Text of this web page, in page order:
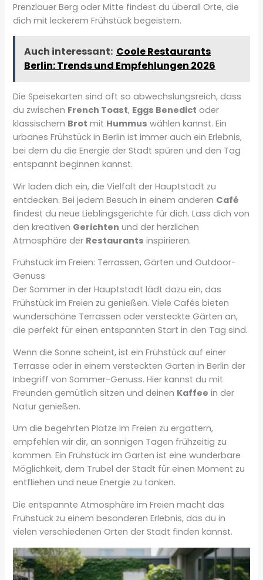
Prenzlauer Berg oder Mitte findest du überall Orte, die
dich mit leckerem Frühstück begeistern.
Auch interessant: Coole Restaurants
Berlin: Trends und Empfehlungen 2026
Die Speisekarten sind oft so abwechslungsreich, dass
du zwischen French Toast, Eggs Benedict oder
klassischem Brot mit Hummus wählen kannst. Ein
urbanes Frühstück in Berlin ist immer auch ein Erlebnis,
bei dem du die Energie der Stadt spüren und den Tag
entspannt beginnen kannst.
Wir laden dich ein, die Vielfalt der Hauptstadt zu
entdecken. Bei jedem Besuch in einem anderen Café
findest du neue Lieblingsgerichte für dich. Lass dich von
den kreativen Gerichten und der herzlichen
Atmosphäre der Restaurants inspirieren.
Frühstück im Freien: Terrassen, Gärten und Outdoor-
Genuss
Der Sommer in der Hauptstadt lädt dazu ein, das
Frühstück im Freien zu genießen. Viele Cafés bieten
wunderschöne Terrassen oder versteckte Gärten an,
die perfekt für einen entspannten Start in den Tag sind.
Wenn die Sonne scheint, ist ein Frühstück auf einer
Terrasse oder in einem versteckten Garten in Berlin der
Inbegriff von Sommer-Genuss. Hier kannst du mit
Freunden gemütlich sitzen und deinen Kaffee in der
Natur genießen.
Um die begehrten Plätze im Freien zu ergattern,
empfehlen wir dir, an sonnigen Tagen frühzeitig zu
kommen. Ein Frühstück im Garten ist eine wunderbare
Möglichkeit, dem Trubel der Stadt für einen Moment zu
entfliehen und neue Energie zu tanken.
Die entspannte Atmosphäre im Freien macht das
Frühstück zu einem besonderen Erlebnis, das du in
vielen verschiedenen Orten der Stadt finden kannst.